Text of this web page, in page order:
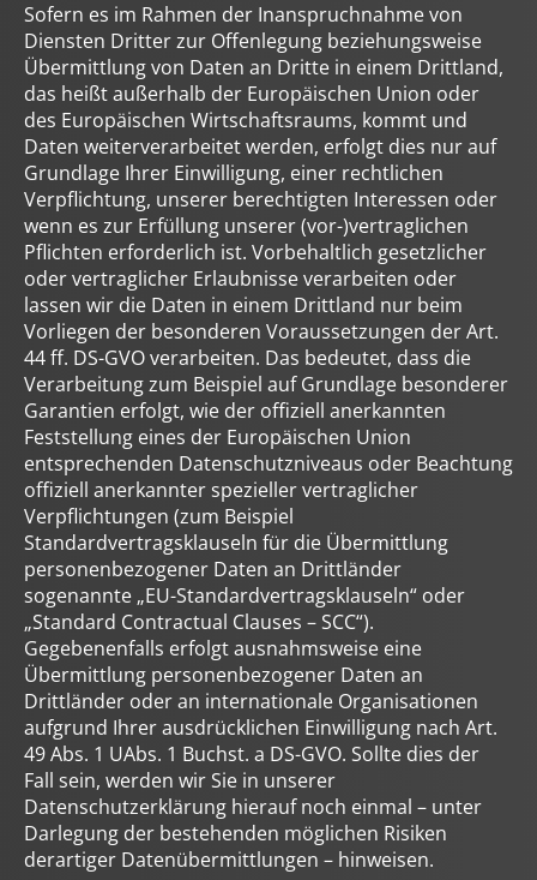
Sofern es im Rahmen der Inanspruchnahme von
Diensten Dritter zur Offenlegung beziehungsweise
Übermittlung von Daten an Dritte in einem Drittland,
das heißt außerhalb der Europäischen Union oder
des Europäischen Wirtschaftsraums, kommt und
Daten weiterverarbeitet werden, erfolgt dies nur auf
Grundlage Ihrer Einwilligung, einer rechtlichen
Verpflichtung, unserer berechtigten Interessen oder
wenn es zur Erfüllung unserer (vor-)vertraglichen
Pflichten erforderlich ist. Vorbehaltlich gesetzlicher
oder vertraglicher Erlaubnisse verarbeiten oder
lassen wir die Daten in einem Drittland nur beim
Vorliegen der besonderen Voraussetzungen der Art.
44 ff. DS-GVO verarbeiten. Das bedeutet, dass die
Verarbeitung zum Beispiel auf Grundlage besonderer
Garantien erfolgt, wie der offiziell anerkannten
Feststellung eines der Europäischen Union
entsprechenden Datenschutzniveaus oder Beachtung
offiziell anerkannter spezieller vertraglicher
Verpflichtungen (zum Beispiel
Standardvertragsklauseln für die Übermittlung
personenbezogener Daten an Drittländer
sogenannte „EU-Standardvertragsklauseln“ oder
„Standard Contractual Clauses – SCC“).
Gegebenenfalls erfolgt ausnahmsweise eine
Übermittlung personenbezogener Daten an
Drittländer oder an internationale Organisationen
aufgrund Ihrer ausdrücklichen Einwilligung nach Art.
49 Abs. 1 UAbs. 1 Buchst. a DS-GVO. Sollte dies der
Fall sein, werden wir Sie in unserer
Datenschutzerklärung hierauf noch einmal – unter
Darlegung der bestehenden möglichen Risiken
derartiger Datenübermittlungen – hinweisen.